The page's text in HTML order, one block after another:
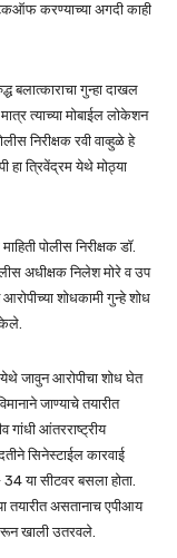
करण्याच्या अगदी काही
बलात्काराचा गुन्हा दाखल
त्याच्या मोबाईल लोकेशन
निरीक्षक रवी वाव्हुळे हे
हा त्रिवेंद्रम येथे मोठ्या
पोलीस निरीक्षक डॉ.
अधीक्षक निलेश मोरे व उप
शोधकामी गुन्हे शोध
केले.
येथे जावुन आरोपीचा शोध घेत
जाण्याचे तयारीत
गांधी आंतरराष्ट्रीय
सिनेस्टाईल कारवाई
या सीटवर बसला होता.
तयारीत असतानाच एपीआय
खाली उतरवले.